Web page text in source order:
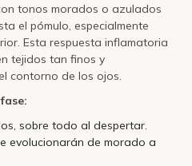
tonos morados o azulados
el pómulo, especialmente
Esta respuesta inflamatoria
tejidos tan finos y
contorno de los ojos.
sobre todo al despertar.
evolucionarán de morado a